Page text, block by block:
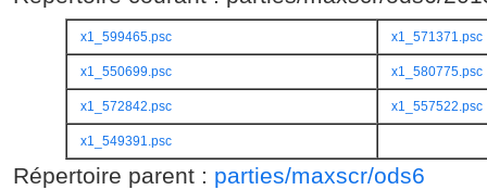
x1_599465.psc x1_571371.psc
x1_550699.psc x1_580775.psc
x1_572842.psc x1_557522.psc
x1_549391.psc
Répertoire parent : parties/maxscr/ods6